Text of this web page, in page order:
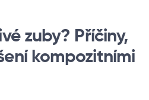
zuby? Příčiny,
kompozitními